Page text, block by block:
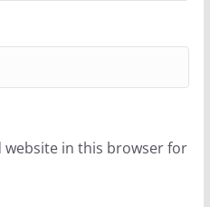
website in this browser for